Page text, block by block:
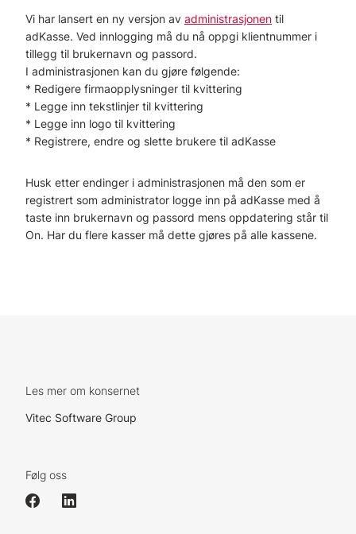
Vi har lansert en ny versjon av administrasjonen til
adKasse. Ved innlogging må du nå oppgi klientnummer i
tillegg til brukernavn og passord.
I administrasjonen kan du gjøre følgende:
* Redigere firmaopplysninger til kvittering
* Legge inn tekstlinjer til kvittering
* Legge inn logo til kvittering
* Registrere, endre og slette brukere til adKasse
Husk etter endinger i administrasjonen må den som er
registrert som administrator logge inn på adKasse med å
taste inn brukernavn og passord mens oppdatering står til
On. Har du flere kasser må dette gjøres på alle kassene.
Les mer om konsernet
Vitec Software Group
Følg oss